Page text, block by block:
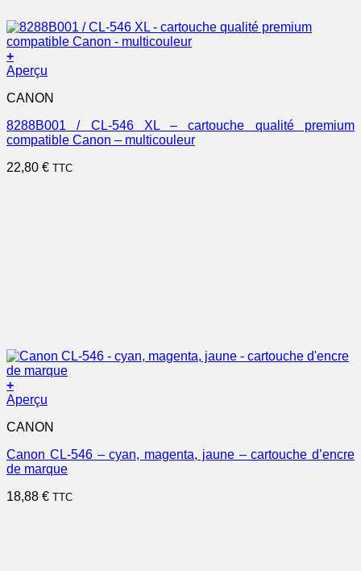
+
Aperçu
CANON
8288B001 / CL-546 XL – cartouche qualité premium
compatible Canon – multicouleur
22,80 € TTC
+
Aperçu
CANON
Canon CL-546 – cyan, magenta, jaune – cartouche d’encre
de marque
18,88 € TTC